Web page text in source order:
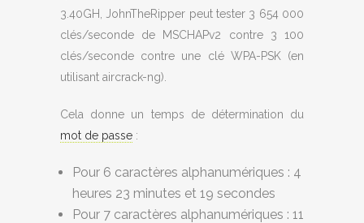
3.40GH, JohnTheRipper peut tester 3 654 000
clés/seconde de MSCHAPv2 contre 3 100
clés/seconde contre une clé WPA-PSK (en
utilisant aircrack-ng).
Cela donne un temps de détermination du
mot de passe :
Pour 6 caractères alphanumériques : 4
heures 23 minutes et 19 secondes
Pour 7 caractères alphanumériques : 11